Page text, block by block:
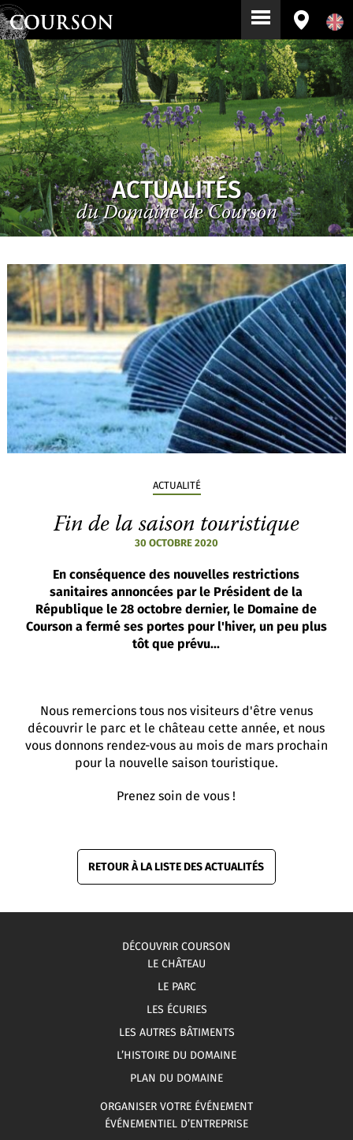
ACTUALITÉS
du Domaine de Courson
ACTUALITÉ
Fin de la saison touristique
30 OCTOBRE 2020
En conséquence des nouvelles restrictions
sanitaires annoncées par le Président de la
République le 28 octobre dernier, le Domaine de
Courson a fermé ses portes pour l'hiver, un peu plus
tôt que prévu...
Nous remercions tous nos visiteurs d'être venus
découvrir le parc et le château cette année, et nous
vous donnons rendez-vous au mois de mars prochain
pour la nouvelle saison touristique.
Prenez soin de vous !
RETOUR À LA LISTE DES ACTUALITÉS
DÉCOUVRIR COURSON
LE CHÂTEAU
LE PARC
LES ÉCURIES
LES AUTRES BÂTIMENTS
L’HISTOIRE DU DOMAINE
PLAN DU DOMAINE
ORGANISER VOTRE ÉVÉNEMENT
ÉVÉNEMENTIEL D’ENTREPRISE